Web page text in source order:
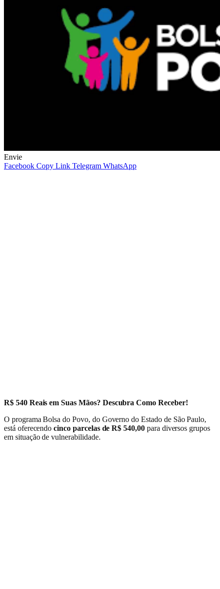
Envie
Facebook Copy Link Telegram WhatsApp
R$ 540 Reais em Suas Mãos? Descubra Como Receber!
O programa Bolsa do Povo, do Governo do Estado de São Paulo,
está oferecendocinco parcelas de R$ 540,00para diversos grupos
em situação de vulnerabilidade.